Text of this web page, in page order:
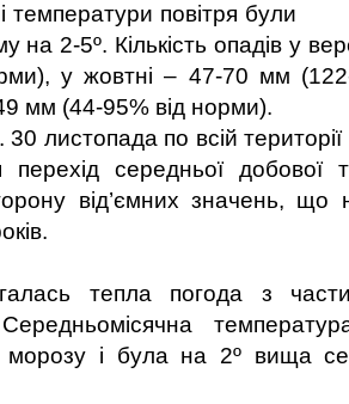
температури повітря були
на 2-5º. Кількість опадів у
у жовтні – 47-70 мм
мм (44-95% від норми).
листопада по всій
перехід середньої добової
від’ємних значень, що
тепла погода з
Середньомісячна
морозу і була на 2º вища